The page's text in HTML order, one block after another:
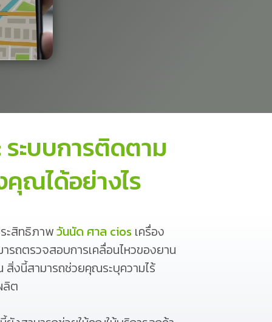
ะบบการติดตาม
ณได้อย่างไร
ะสิทธิภาพวันนัด ศาล cios เครื่อง
ถตรวจสอบการเคลื่อนไหวของยาน
งนี้สามารถช่วยคุณระบุความไร้
ลิต